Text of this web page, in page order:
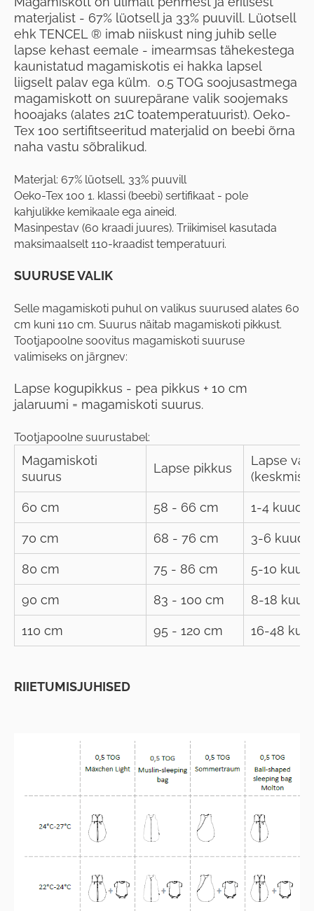
materjalist - 67% lüotsell ja 33% puuvill. Lüotsell
ehk TENCEL ® imab niiskust ning juhib selle
lapse kehast eemale - imearmsas tähekestega
kaunistatud magamiskotis ei hakka lapsel
liigselt palav ega külm. 0.5 TOG soojusastmega
magamiskott on suurepärane valik soojemaks
hooajaks (alates 21C toatemperatuurist). Oeko-
Tex 100 sertifitseeritud materjalid on beebi õrna
naha vastu sõbralikud.
Materjal: 67% lüotsell, 33% puuvill
Oeko-Tex 100 1. klassi (beebi) sertifikaat - pole
kahjulikke kemikaale ega aineid.
Masinpestav (60 kraadi juures). Triikimisel kasutada
maksimaalselt 110-kraadist temperatuuri.
SUURUSE VALIK
Selle magamiskoti puhul on valikus suurused alates 60
cm kuni 110 cm. Suurus näitab magamiskoti pikkust.
Tootjapoolne soovitus magamiskoti suuruse
valimiseks on järgnev:
Lapse kogupikkus - pea pikkus + 10 cm
jalaruumi = magamiskoti suurus.
Tootjapoolne suurustabel:
Magamiskoti
suurus
Lapse pikkus
Lapse
60 cm 58 - 66 cm 1-4 kuud
70 cm 68 - 76 cm 3-6 kuud
80 cm 75 - 86 cm 5-10 kuud
90 cm 83 - 100 cm 8-18 kuud
110 cm 95 - 120 cm 16-48
RIIETUMISJUHISED